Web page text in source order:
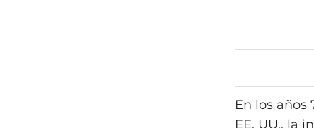
En los
EE. UU., la